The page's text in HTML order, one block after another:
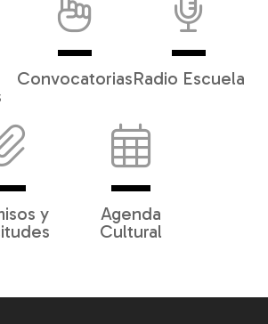
ConvocatoriasRadio Escuela
y
Agenda
Cultural